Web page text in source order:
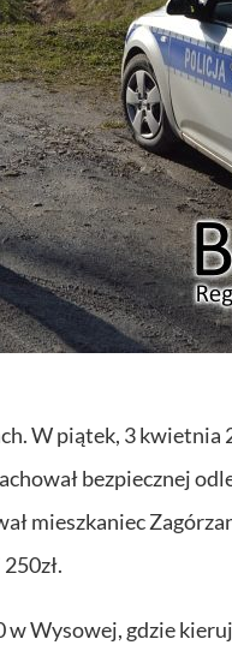
W piątek, 3 kwietnia
bezpiecznej
mieszkaniec
Wysowej, gdzie